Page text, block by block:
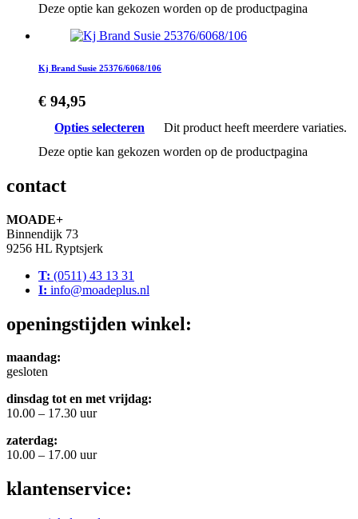
Deze optie kan gekozen worden op de productpagina
Kj Brand Susie 25376/6068/106
€ 94,95
Opties selecteren
Dit product heeft meerdere variaties.
Deze optie kan gekozen worden op de productpagina
contact
MOADE+
Binnendijk 73
9256 HL Ryptsjerk
T: (0511) 43 13 31
I: info@moadeplus.nl
openingstijden winkel:
maandag:
gesloten
dinsdag tot en met vrijdag:
10.00 – 17.30 uur
zaterdag:
10.00 – 17.00 uur
klantenservice: